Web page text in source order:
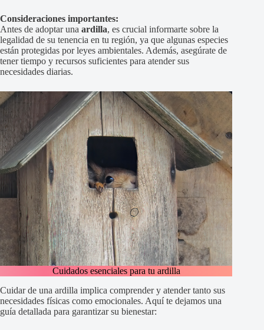
Consideraciones importantes:
Antes de adoptar una ardilla, es crucial informarte sobre la
legalidad de su tenencia en tu región, ya que algunas especies
están protegidas por leyes ambientales. Además, asegúrate de
tener tiempo y recursos suficientes para atender sus
necesidades diarias.
Cuidados esenciales para tu ardilla
Cuidar de una ardilla implica comprender y atender tanto sus
necesidades físicas como emocionales. Aquí te dejamos una
guía detallada para garantizar su bienestar: